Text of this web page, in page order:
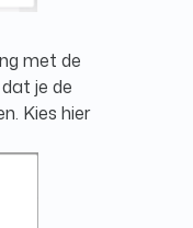
met de
je de
Kies hier